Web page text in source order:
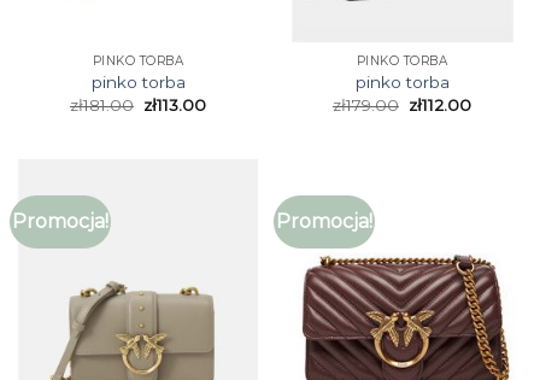
PINKO TORBA
pinko torba
zł181.00 zł113.00
PINKO TORBA
pinko torba
zł179.00 zł112.00
Promocja! Promocja!